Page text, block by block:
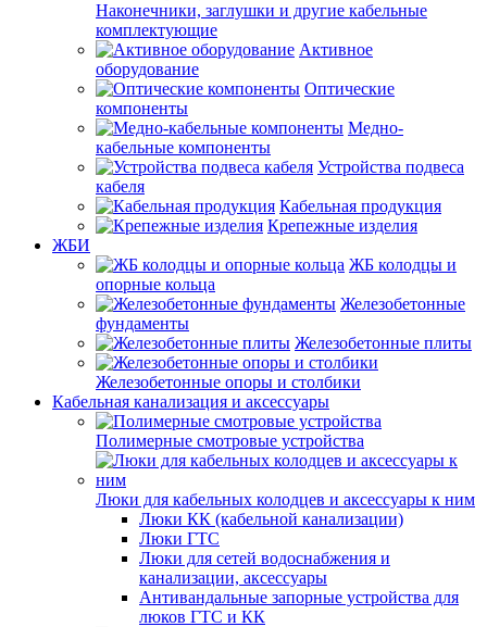
Наконечники, заглушки и другие кабельные
комплектующие
Активное
оборудование
Оптические
компоненты
Медно-
кабельные компоненты
Устройства подвеса
кабеля
Кабельная продукция
Крепежные изделия
ЖБИ
ЖБ колодцы и
опорные кольца
Железобетонные
фундаменты
Железобетонные плиты
Железобетонные опоры и столбики
Кабельная канализация и аксессуары
Полимерные смотровые устройства
Люки для кабельных колодцев и аксессуары к ним
Люки КК (кабельной канализации)
Люки ГТС
Люки для сетей водоснабжения и
канализации, аксессуары
Антивандальные запорные устройства для
люков ГТС и КК